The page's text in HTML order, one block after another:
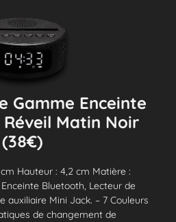
Gamme Enceinte
Matin Noir
(38€)
Hauteur : 4,2 cm Matière :
Bluetooth, Lecteur de
auxiliaire Mini Jack. – 7 Couleurs
de changement de